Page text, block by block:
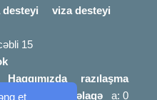
et
desteyi
viza desteyi
15
Haqqımızda
razılaşma
| Bizimlə əlaqə a: 0